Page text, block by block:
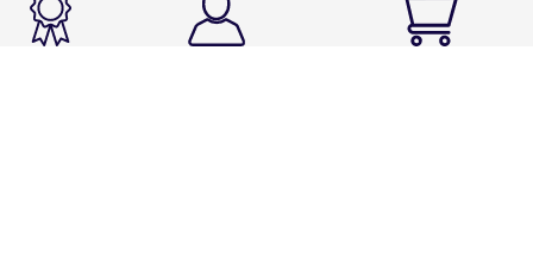
Sport Fashion